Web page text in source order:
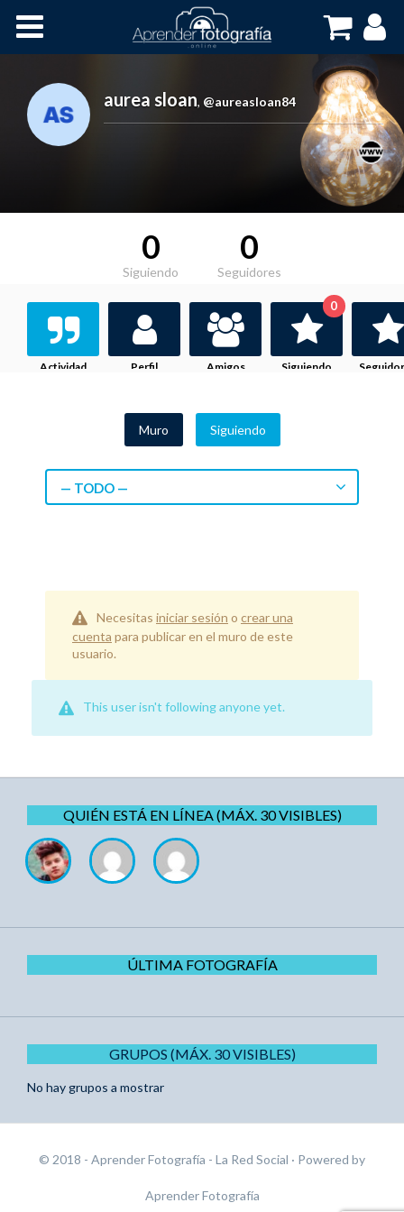
Cursos OnLine
aurea sloan, @aureasloan84
0
Siguiendo
0
Seguidores
Actividad Perfil Amigos Siguiendo
0
Muro Siguiendo
— TODO —
Necesitas iniciar sesión o crear una
cuenta para publicar en el muro de este
usuario.
This user isn't following anyone yet.
QUIÉN ESTÁ EN LÍNEA (MÁX. 30 VISIBLES)
ÚLTIMA FOTOGRAFÍA
GRUPOS (MÁX. 30 VISIBLES)
No hay grupos a mostrar
© 2018 - Aprender Fotografía - La Red Social · Powered by
Aprender Fotografía